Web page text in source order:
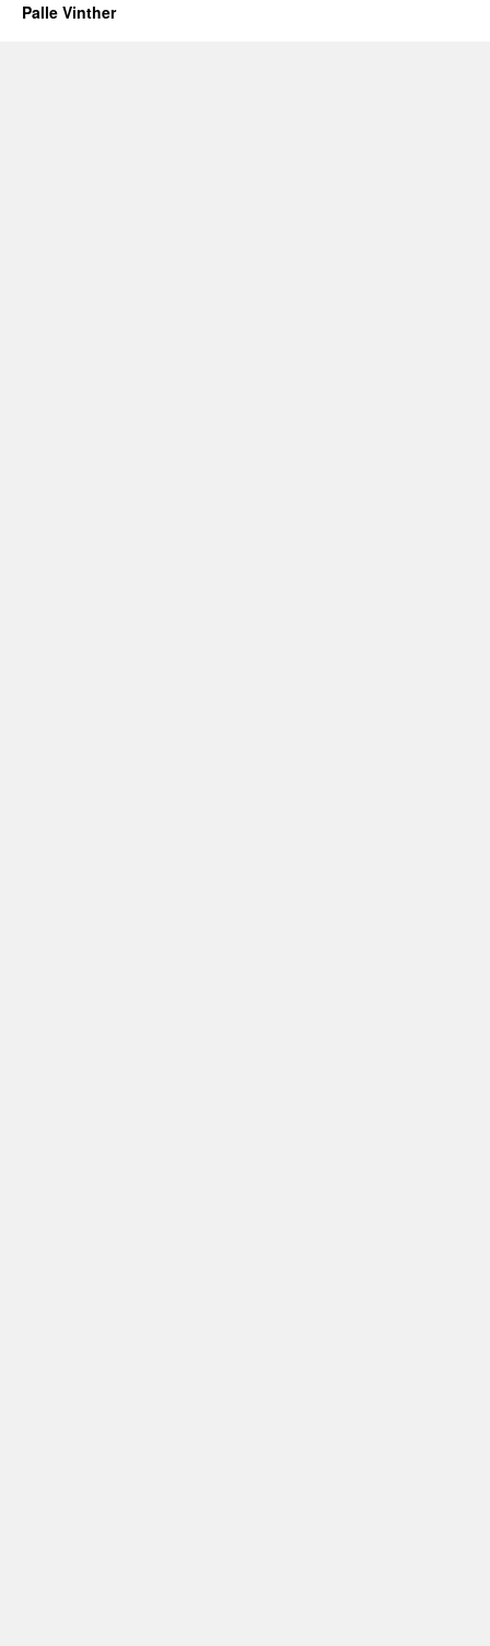
Palle Vinther